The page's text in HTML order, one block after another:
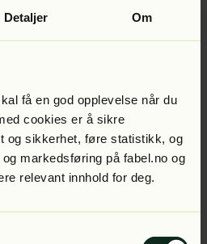
Detaljer Om
få en god opplevelse når du
cookies er å sikre
og sikkerhet, føre statistikk, og
markedsføring på fabel.no og
relevant innhold for deg.